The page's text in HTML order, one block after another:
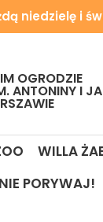
niedzielę i
OGRODZIE
ANTONINY I
WILLA
PORYWAJ!